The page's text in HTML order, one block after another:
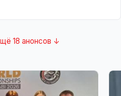
18 анонсов ↓